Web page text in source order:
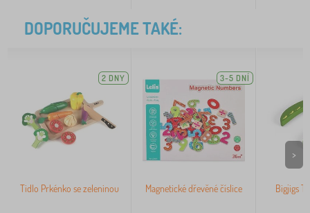
DOPORUČUJEME TAKÉ:
2 DNY
Tidlo Prkénko se zeleninou
3-5 DNÍ
Magnetické dřevěné číslice Bigjigs
>